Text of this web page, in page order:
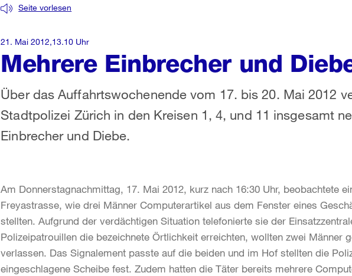
Mehrere Einbrecher und
Seite vorlesen
Über das Auffahrtswochenende vom 17. bis 20. Mai 2012
Stadtpolizei Zürich in den Kreisen 1, 4, und 11 insgesamt
Einbrecher und Diebe.
21. Mai 2012,13.10 Uhr
Am Donnerstagnachmittag, 17. Mai 2012, kurz nach 16:30 Uhr, beobachtete
Freyastrasse, wie drei Männer Computerartikel aus dem Fenster eines
stellten. Aufgrund der verdächtigen Situation telefonierte sie der
Polizeipatrouillen die bezeichnete Örtlichkeit erreichten, wollten zwei Männer
verlassen. Das Signalement passte auf die beiden und im Hof stellten die
eingeschlagene Scheibe fest. Zudem hatten die Täter bereits mehrere